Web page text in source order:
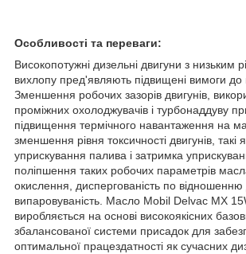
Особливості та переваги:
Високопотужні дизельні двигуни з низьким
вихлопу пред'являють підвищені вимоги
Зменшення робочих зазорів двигунів,
проміжних охолоджувачів і турбонаддуву
підвищення термічного навантаження на
зменшення рівня токсичності двигунів, такі
уприскування палива і затримка
поліпшення таких робочих параметрів
окислення, диспергованість по відношенню
випаровуваність. Масло Mobil Delvac MX
виробляється на основі високоякісних
збалансованої системи присадок для
оптимальної працездатності як сучасних